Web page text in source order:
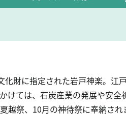
財に指定された岩戸神楽。江
けては、石炭産業の発展や安全
祭、10月の神待祭に奉納され